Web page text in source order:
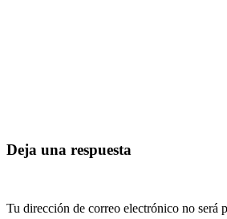
Deja una respuesta
Tu dirección de correo electrónico no será